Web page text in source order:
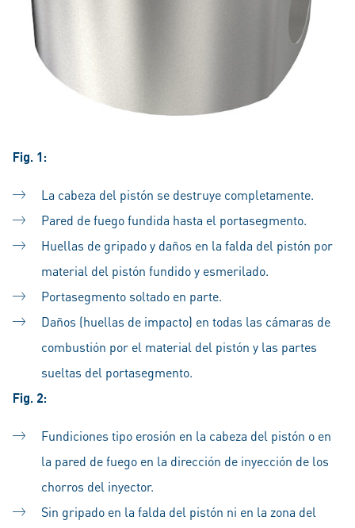
Fig. 1:
La cabeza del pistón se destruye completamente.
Pared de fuego fundida hasta el portasegmento.
Huellas de gripado y daños en la falda del pistón por
material del pistón fundido y esmerilado.
Portasegmento soltado en parte.
Daños (huellas de impacto) en todas las cámaras de
combustión por el material del pistón y las partes
sueltas del portasegmento.
Fig. 2:
Fundiciones tipo erosión en la cabeza del pistón o en
la pared de fuego en la dirección de inyección de los
chorros del inyector.
Sin gripado en la falda del pistón ni en la zona del